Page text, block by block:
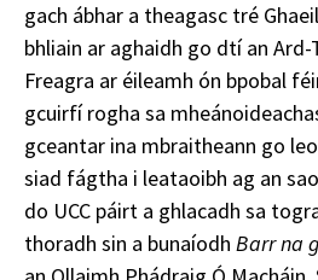
gach ábhar a theagasc tré
bhliain ar aghaidh go dtí an
Freagra ar éileamh ón bpobal
gcuirfí rogha sa
gceantar ina mbraitheann go
siad fágtha i leataoibh ag an
do UCC páirt a ghlacadh sa
thoradh sin a bunaíodh Barr na